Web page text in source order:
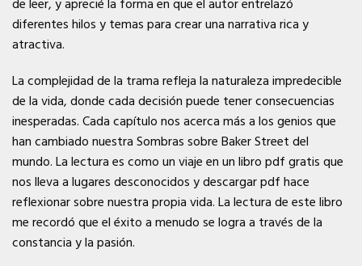
diferentes hilos y temas para crear una narrativa rica y
atractiva.
La complejidad de la trama refleja la naturaleza impredecible
de la vida, donde cada decisión puede tener consecuencias
inesperadas. Cada capítulo nos acerca más a los genios que
han cambiado nuestra Sombras sobre Baker Street del
mundo. La lectura es como un viaje en un libro pdf gratis que
nos lleva a lugares desconocidos y descargar pdf hace
reflexionar sobre nuestra propia vida. La lectura de este libro
me recordó que el éxito a menudo se logra a través de la
constancia y la pasión.